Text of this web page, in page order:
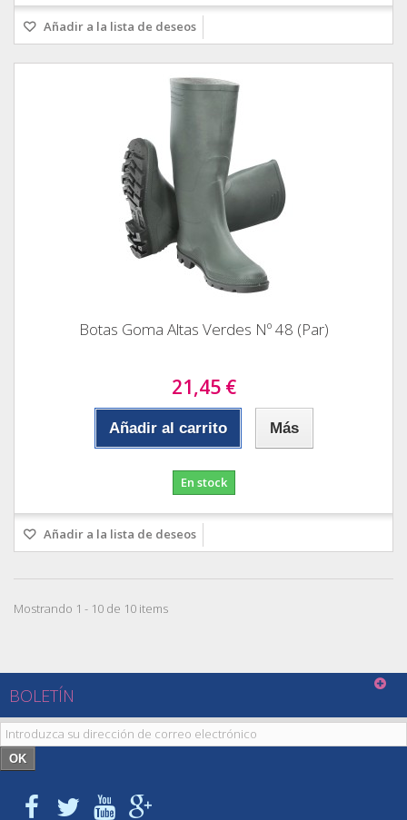
Añadir a la lista de deseos
Botas Goma Altas Verdes Nº 48 (Par)
21,45 €
Añadir al carrito Más
En stock
Añadir a la lista de deseos
Mostrando 1 - 10 de 10 items
BOLETÍN
OK